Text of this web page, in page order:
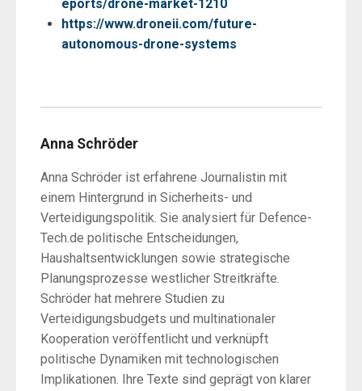
eports/drone-market-1210
https://www.droneii.com/future-
autonomous-drone-systems
Anna Schröder
Anna Schröder ist erfahrene Journalistin mit
einem Hintergrund in Sicherheits- und
Verteidigungspolitik. Sie analysiert für Defence-
Tech.de politische Entscheidungen,
Haushaltsentwicklungen sowie strategische
Planungsprozesse westlicher Streitkräfte.
Schröder hat mehrere Studien zu
Verteidigungsbudgets und multinationaler
Kooperation veröffentlicht und verknüpft
politische Dynamiken mit technologischen
Implikationen. Ihre Texte sind geprägt von klarer